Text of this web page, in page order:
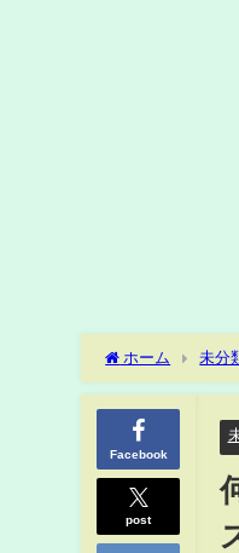
ホーム 未分
態発生/麻雀・Mト
Facebook
post